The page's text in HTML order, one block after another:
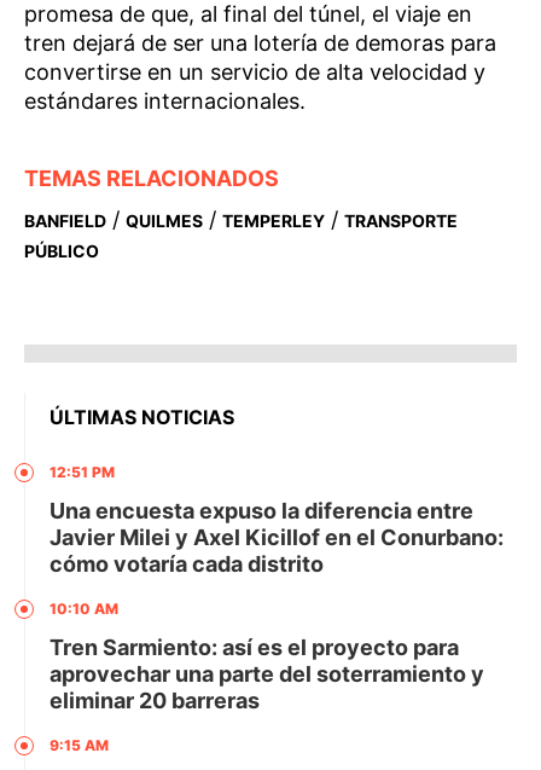
promesa de que, al final del túnel, el viaje en
tren dejará de ser una lotería de demoras para
convertirse en un servicio de alta velocidad y
estándares internacionales.
TEMAS RELACIONADOS
BANFIELD / QUILMES / TEMPERLEY / TRANSPORTE
PÚBLICO
ÚLTIMAS NOTICIAS
12:51 PM
Una encuesta expuso la diferencia entre
Javier Milei y Axel Kicillof en el Conurbano:
cómo votaría cada distrito
10:10 AM
Tren Sarmiento: así es el proyecto para
aprovechar una parte del soterramiento y
eliminar 20 barreras
9:15 AM